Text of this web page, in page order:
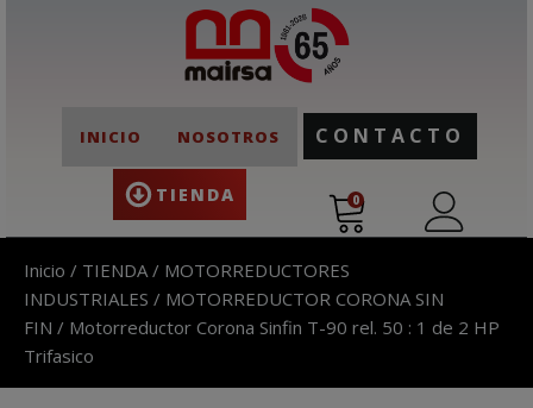
INICIO NOSOTROS
TIENDA
CONTACTO
0
Inicio / TIENDA / MOTORREDUCTORES
INDUSTRIALES / MOTORREDUCTOR CORONA SIN
FIN / Motorreductor Corona Sinfin T-90 rel. 50 : 1 de 2 HP
Trifasico